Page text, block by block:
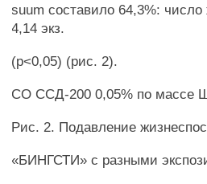
suum составило 64,3%:
4,14 экз.
(р<0,05) (рис. 2).
СО ССД-200 0,05% по массе
Рис. 2. Подавление
«БИНГСТИ» с разными